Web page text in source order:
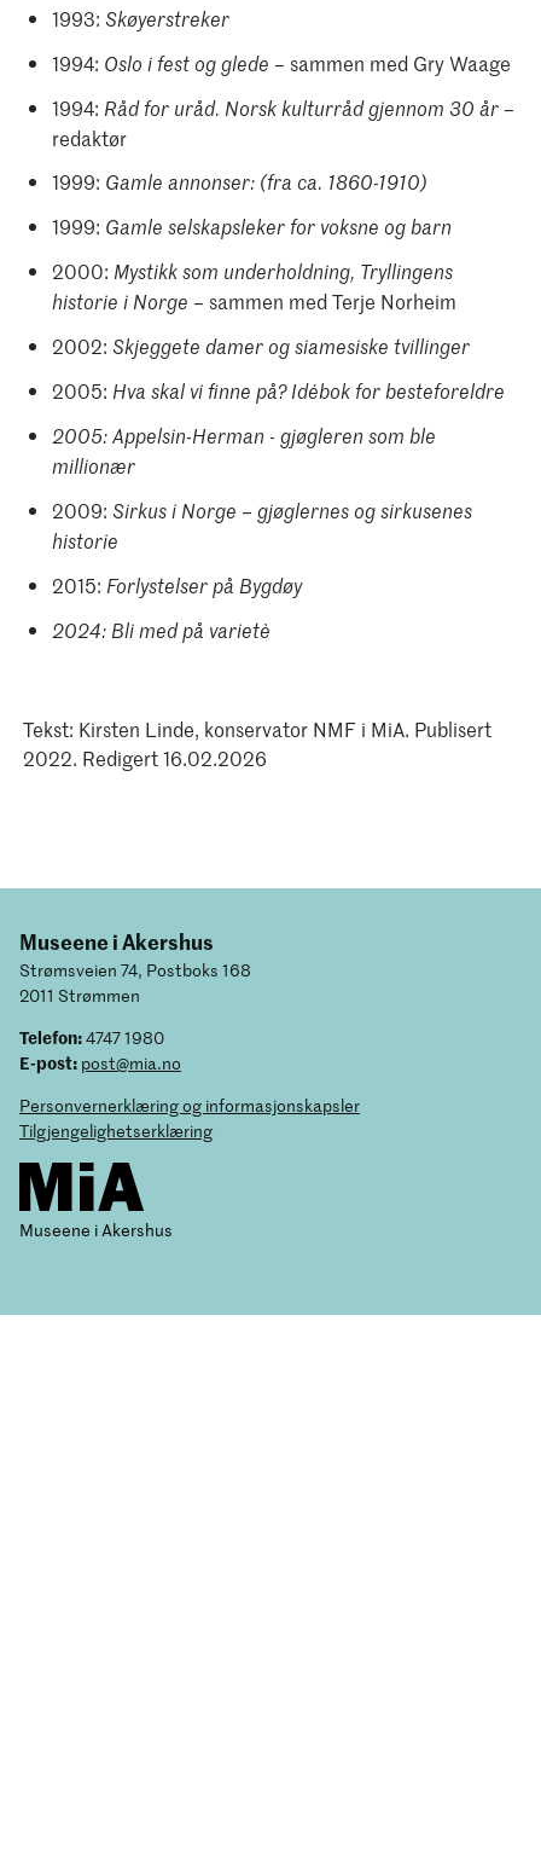
1993: Skøyerstreker
1994: Oslo i fest og glede – sammen med Gry Waage
1994: Råd for uråd. Norsk kulturråd gjennom 30 år–
redaktør
1999: Gamle annonser: (fra ca. 1860-1910)
1999: Gamle selskapsleker for voksne og barn
2000: Mystikk som underholdning, Tryllingens
historie i Norge – sammen med Terje Norheim
2002: Skjeggete damer og siamesiske tvillinger
2005: Hva skal vi finne på? Idébok for besteforeldre
2005: Appelsin-Herman - gjøgleren som ble
millionær
2009: Sirkus i Norge – gjøglernes og sirkusenes
historie
2015: Forlystelser på Bygdøy
2024: Bli med på varietè
Tekst: Kirsten Linde, konservator NMF i MiA. Publisert
2022. Redigert 16.02.2026
Museene i Akershus
Strømsveien 74, Postboks 168
2011 Strømmen
Telefon:4747 1980
E-post: post@mia.no
Personvernerklæring og informasjonskapsler
Tilgjengelighetserklæring
Museene i Akershus